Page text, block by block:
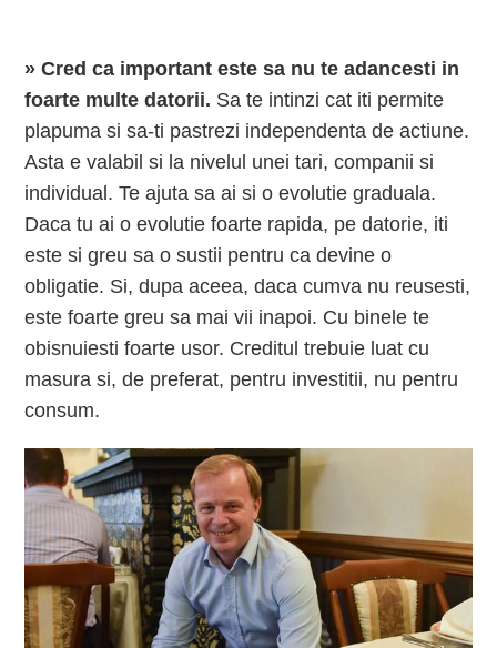
» Cred ca important este sa nu te adancesti in
foarte multe datorii. Sa te intinzi cat iti permite
plapuma si sa-ti pastrezi independenta de actiune.
Asta e valabil si la nivelul unei tari, companii si
individual. Te ajuta sa ai si o evolutie graduala.
Daca tu ai o evolutie foarte rapida, pe datorie, iti
este si greu sa o sustii pentru ca devine o
obligatie. Si, dupa aceea, daca cumva nu reusesti,
este foarte greu sa mai vii inapoi. Cu binele te
obisnuiesti foarte usor. Creditul trebuie luat cu
masura si, de preferat, pentru investitii, nu pentru
consum.